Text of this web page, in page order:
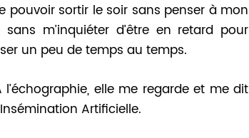
pouvoir sortir le soir sans penser à mon
m’inquiéter d’être en retard pour
un peu de temps au temps.
elle me regarde et me dit
Artificielle.